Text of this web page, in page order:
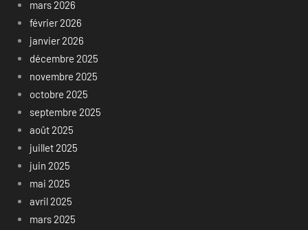
mars 2026
février 2026
janvier 2026
décembre 2025
novembre 2025
octobre 2025
septembre 2025
août 2025
juillet 2025
juin 2025
mai 2025
avril 2025
mars 2025